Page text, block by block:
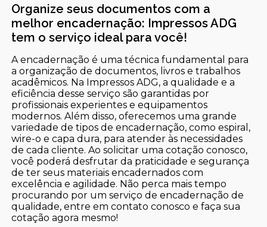
Organize seus documentos com a
melhor encadernação: Impressos ADG
tem o serviço ideal para você!
A encadernação é uma técnica fundamental para
a organização de documentos, livros e trabalhos
acadêmicos. Na Impressos ADG, a qualidade e a
eficiência desse serviço são garantidas por
profissionais experientes e equipamentos
modernos. Além disso, oferecemos uma grande
variedade de tipos de encadernação, como espiral,
wire-o e capa dura, para atender às necessidades
de cada cliente. Ao solicitar uma cotação conosco,
você poderá desfrutar da praticidade e segurança
de ter seus materiais encadernados com
excelência e agilidade. Não perca mais tempo
procurando por um serviço de encadernação de
qualidade, entre em contato conosco e faça sua
cotação agora mesmo!